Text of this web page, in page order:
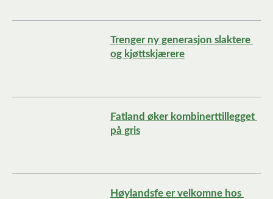
Trenger ny generasjon slaktere
og kjøttskjærere
Fatland øker kombinerttillegget
på gris
Høylandsfe er velkomne hos